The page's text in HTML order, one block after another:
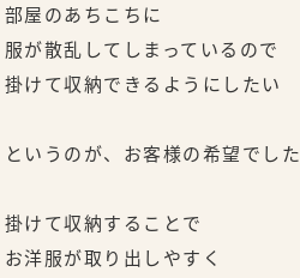
部屋のあちこちに
服が散乱してしまっているので
掛けて収納できるようにしたい
というのが、お客様の希望でした
掛けて収納することで
お洋服が取り出しやすく